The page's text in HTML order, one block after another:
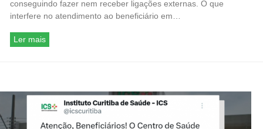
conseguindo fazer nem receber ligações externas. O que
interfere no atendimento ao beneficiário em…
Ler mais